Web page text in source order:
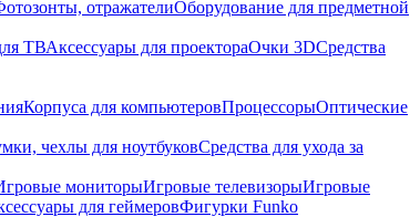
отражателиОборудование для предметной
ТВАксессуары для проектораОчки 3DСредства
Корпуса для компьютеровПроцессорыОптические
чехлы для ноутбуковСредства для ухода за
мониторыИгровые телевизорыИгровые
для геймеровФигурки Funko